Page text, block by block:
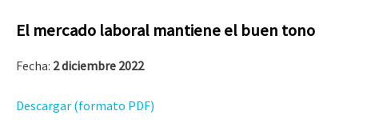
El mercado laboral mantiene el buen tono
Fecha: 2 diciembre 2022
Descargar (formato PDF)